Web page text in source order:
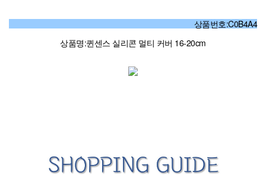
상품번호:C0B4A4
상품명:퀸센스 실리콘 멀티 커버 16-20cm